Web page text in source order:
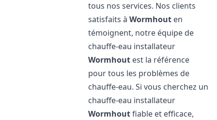
tous nos services. Nos clients
satisfaits àWormhout en
témoignent, notre équipe de
chauffe-eau installateur
Wormhout est la référence
pour tous les problèmes de
chauffe-eau. Si vous cherchez un
chauffe-eau installateur
Wormhoutfiable et efficace,